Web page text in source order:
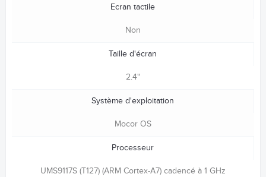
Ecran tactile
Non
Taille d'écran
2.4''
Système d'exploitation
Mocor OS
Processeur
UMS9117S (T127) (ARM Cortex-A7) cadencé à 1 GHz